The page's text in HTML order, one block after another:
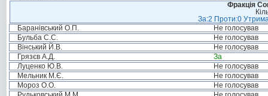
Фракція
За:2 Проти:0
Баранівський О.П.
Не голосував
Бульба С.С.
Не голосував
Вінський Й.В.
Не голосував
Грязєв А.Д.
За
Луценко Ю.В.
Не голосував
Мельник М.Є.
Не голосував
Мороз О.О.
Не голосував